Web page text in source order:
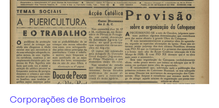
Corporações de Bombeiros